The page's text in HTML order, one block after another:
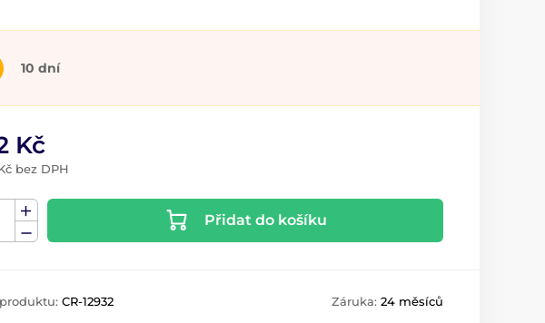
10 dní
Kč
bez DPH
Přidat do košíku
CR-12932 Záruka: 24 měsíců